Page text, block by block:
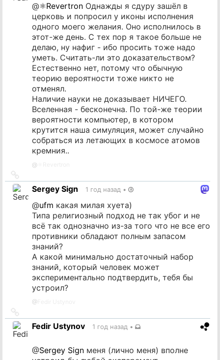
@⚛️Revertron Однажды я сдуру зашёл в
церковь и попросил у иконы исполнения
одного моего желания. Оно исполнилось в
этот-же день. С тех пор я такое больше не
делаю, ну нафиг - ибо просить тоже надо
уметь. Считать-ли это доказательством?
Естественно нет, потому что обычную
теорию вероятности тоже никто не
отменял.
Наличие науки не доказывает НИЧЕГО.
Вселенная - бесконечна. По той-же теории
вероятности компьютер, в котором
крутится наша симуляция, может случайно
собраться из летающих в космосе атомов
кремния..
@
на
источник
Sergey Sign 1 год назад •
@ufm какая милая хуета)
Типа религиозный подход не так убог и не
всё так однозначно из-за того что не все его
противники обладают полным запасом
знаний?
А какой минимально достаточный набор
знаний, который человек может
экспериментально подтвердить, тебя бы
устроил?
@
на
источник
Fedir Ustynov 1 год назад •
@Sergey Sign меня (лично меня) вполне